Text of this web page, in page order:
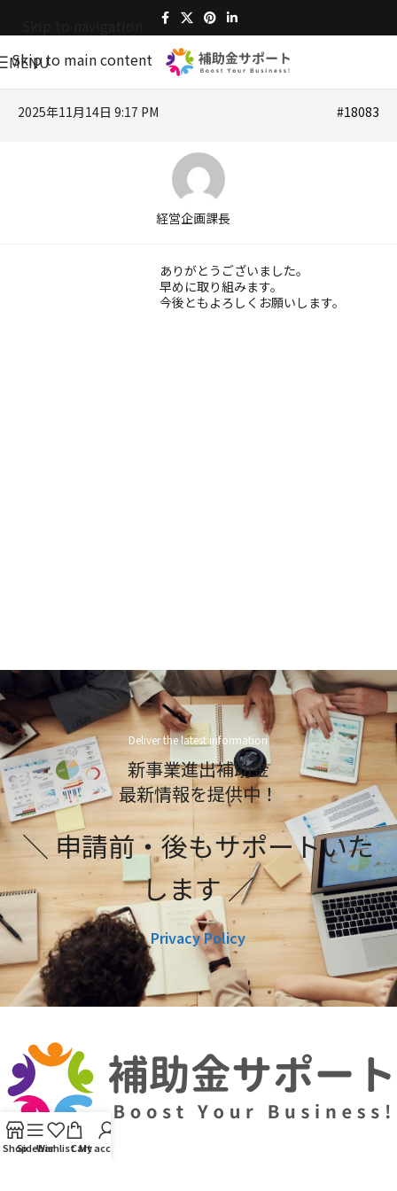
Skip to main content
MENU
2025年11月14日 9:17 PM #18083
経営企画課長
ありがとうございました。
早めに取り組みます。
今後ともよろしくお願いします。
Deliver the latest information
新事業進出補助金
最新情報を提供中！
＼ 申請前・後もサポートいた
します ／
Privacy Policy
ShopSidebarWishlistCart
My account